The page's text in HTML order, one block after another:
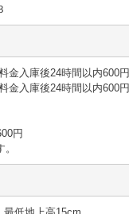
金入庫後24時間以内600円
金入庫後24時間以内600円
円